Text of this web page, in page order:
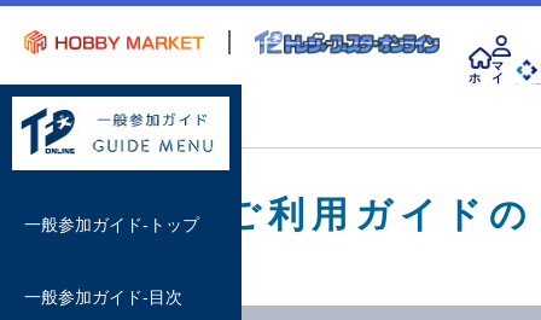
ホ
マ
イ
一般参加ガイド-トップ
一般参加ガイド-目次
開催情報
top 目次
TFO参加 ご利用ガイドの